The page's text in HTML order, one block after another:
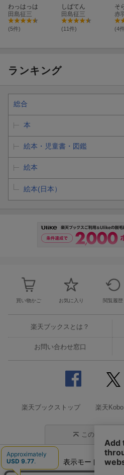
わっはっは
田島征三
(5件)
しばてん
田島征三
(11件)
そ
赤
(4
ランキング
総合
本
絵本・児童書・図鑑
絵本
絵本(日本）
買い物かご お気に入り 閲覧履歴
楽天ブックスとは？
お問い合わせ窓口
楽天ブックストップ 楽天
このページの
表示モード モバ